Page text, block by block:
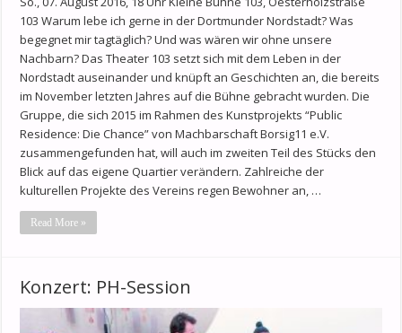
103 Warum lebe ich gerne in der Dortmunder Nordstadt? Was
begegnet mir tagtäglich? Und was wären wir ohne unsere
Nachbarn? Das Theater 103 setzt sich mit dem Leben in der
Nordstadt auseinander und knüpft an Geschichten an, die bereits
im November letzten Jahres auf die Bühne gebracht wurden. Die
Gruppe, die sich 2015 im Rahmen des Kunstprojekts “Public
Residence: Die Chance” von Machbarschaft Borsig11 e.V.
zusammengefunden hat, will auch im zweiten Teil des Stücks den
Blick auf das eigene Quartier verändern. Zahlreiche der
kulturellen Projekte des Vereins regen Bewohner an, …
Read More »
Konzert: PH-Session